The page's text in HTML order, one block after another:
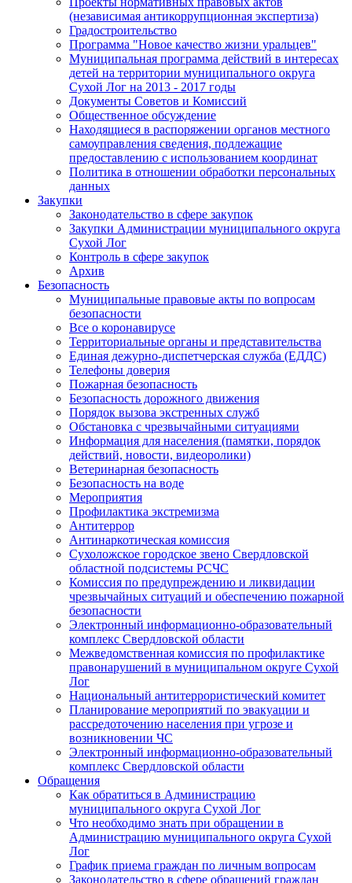
(независимая антикоррупционная экспертиза)
Градостроительство
Программа "Новое качество жизни уральцев"
Муниципальная программа действий в интересах
детей на территории муниципального округа
Сухой Лог на 2013 - 2017 годы
Документы Советов и Комиссий
Общественное обсуждение
Находящиеся в распоряжении органов местного
самоуправления сведения, подлежащие
предоставлению с использованием координат
Политика в отношении обработки персональных
данных
Закупки
Законодательство в сфере закупок
Закупки Администрации муниципального округа
Сухой Лог
Контроль в сфере закупок
Архив
Безопасность
Муниципальные правовые акты по вопросам
безопасности
Все о коронавирусе
Территориальные органы и представительства
Единая дежурно-диспетчерская служба (ЕДДС)
Телефоны доверия
Пожарная безопасность
Безопасность дорожного движения
Порядок вызова экстренных служб
Обстановка с чрезвычайными ситуациями
Информация для населения (памятки, порядок
действий, новости, видеоролики)
Ветеринарная безопасность
Безопасность на воде
Мероприятия
Профилактика экстремизма
Антитеррор
Антинаркотическая комиссия
Сухоложское городское звено Свердловской
областной подсистемы РСЧС
Комиссия по предупреждению и ликвидации
чрезвычайных ситуаций и обеспечению пожарной
безопасности
Электронный информационно-образовательный
комплекс Cвердловской области
Межведомственная комиссия по профилактике
правонарушений в муниципальном округе Сухой
Лог
Национальный антитеррористический комитет
Планирование мероприятий по эвакуации и
рассредоточению населения при угрозе и
возникновении ЧС
Электронный информационно-образовательный
комплекс Свердловской области
Обращения
Как обратиться в Администрацию
муниципального округа Сухой Лог
Что необходимо знать при обращении в
Администрацию муниципального округа Сухой
Лог
График приема граждан по личным вопросам
Законодательство в сфере обращений граждан